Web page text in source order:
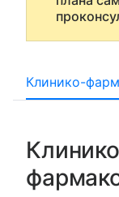
Клинико-